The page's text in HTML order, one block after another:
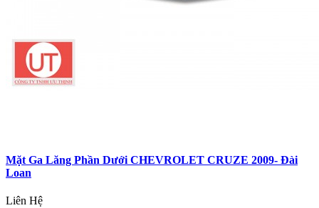
Mặt Ga Lăng Phần Dưới CHEVROLET CRUZE 2009- Đài
Loan
Liên Hệ